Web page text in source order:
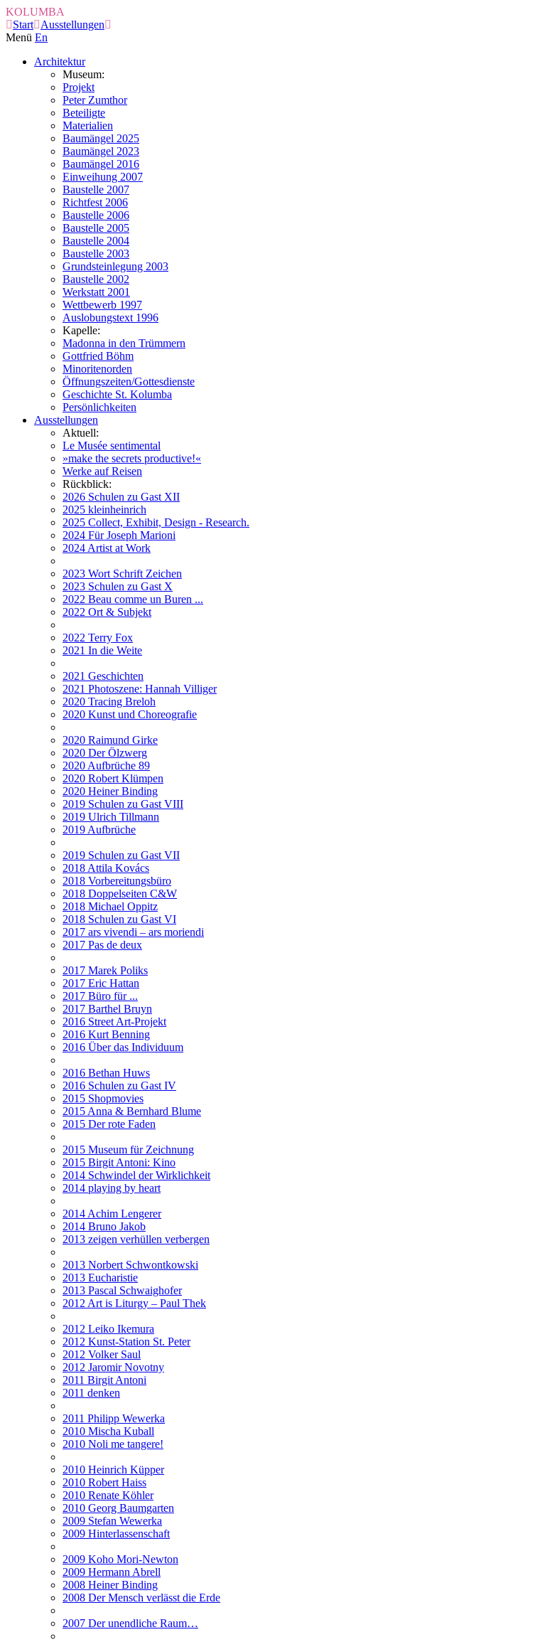
KOLUMBA
Start
Ausstellungen
Menü En
Architektur
Museum:
Projekt
Peter Zumthor
Beteiligte
Materialien
Baumängel 2025
Baumängel 2023
Baumängel 2016
Einweihung 2007
Baustelle 2007
Richtfest 2006
Baustelle 2006
Baustelle 2005
Baustelle 2004
Baustelle 2003
Grundsteinlegung 2003
Baustelle 2002
Werkstatt 2001
Wettbewerb 1997
Auslobungstext 1996
Kapelle:
Madonna in den Trümmern
Gottfried Böhm
Minoritenorden
Öffnungszeiten/Gottesdienste
Geschichte St. Kolumba
Persönlichkeiten
Ausstellungen
Aktuell:
Le Musée sentimental
»make the secrets productive!«
Werke auf Reisen
Rückblick:
2026 Schulen zu Gast XII
2025 kleinheinrich
2025 Collect, Exhibit, Design - Research.
2024 Für Joseph Marioni
2024 Artist at Work
2023 Wort Schrift Zeichen
2023 Schulen zu Gast X
2022 Beau comme un Buren ...
2022 Ort & Subjekt
2022 Terry Fox
2021 In die Weite
2021 Geschichten
2021 Photoszene: Hannah Villiger
2020 Tracing Breloh
2020 Kunst und Choreografie
2020 Raimund Girke
2020 Der Ölzwerg
2020 Aufbrüche 89
2020 Robert Klümpen
2020 Heiner Binding
2019 Schulen zu Gast VIII
2019 Ulrich Tillmann
2019 Aufbrüche
2019 Schulen zu Gast VII
2018 Attila Kovács
2018 Vorbereitungsbüro
2018 Doppelseiten C&W
2018 Michael Oppitz
2018 Schulen zu Gast VI
2017 ars vivendi – ars moriendi
2017 Pas de deux
2017 Marek Poliks
2017 Eric Hattan
2017 Büro für ...
2017 Barthel Bruyn
2016 Street Art-Projekt
2016 Kurt Benning
2016 Über das Individuum
2016 Bethan Huws
2016 Schulen zu Gast IV
2015 Shopmovies
2015 Anna & Bernhard Blume
2015 Der rote Faden
2015 Museum für Zeichnung
2015 Birgit Antoni: Kino
2014 Schwindel der Wirklichkeit
2014 playing by heart
2014 Achim Lengerer
2014 Bruno Jakob
2013 zeigen verhüllen verbergen
2013 Norbert Schwontkowski
2013 Eucharistie
2013 Pascal Schwaighofer
2012 Art is Liturgy – Paul Thek
2012 Leiko Ikemura
2012 Kunst-Station St. Peter
2012 Volker Saul
2012 Jaromir Novotny
2011 Birgit Antoni
2011 denken
2011 Philipp Wewerka
2010 Mischa Kuball
2010 Noli me tangere!
2010 Heinrich Küpper
2010 Robert Haiss
2010 Renate Köhler
2010 Georg Baumgarten
2009 Stefan Wewerka
2009 Hinterlassenschaft
2009 Koho Mori-Newton
2009 Hermann Abrell
2008 Heiner Binding
2008 Der Mensch verlässt die Erde
2007 Der unendliche Raum…